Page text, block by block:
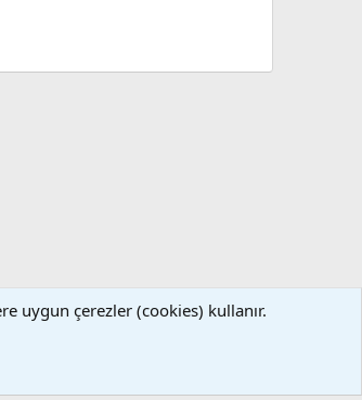
Politikası Yardım Ana Sayfa
R
uygun çerezler (cookies) kullanır.